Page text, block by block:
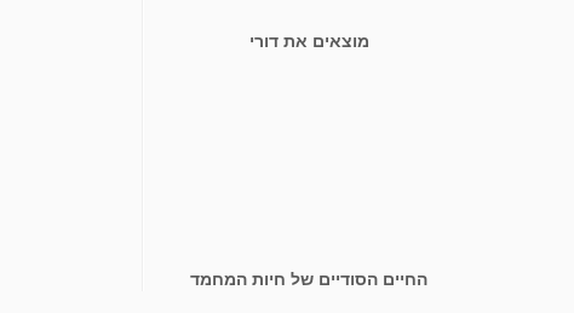
מוצאים את דורי
החיים הסודיים של חיות המחמד